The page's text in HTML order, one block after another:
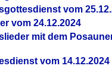
vom
vom 24.12.2024
mit dem
vom 14.12.2024